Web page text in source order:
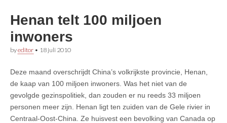
Henan telt 100 miljoen
inwoners
byeditor • 18 juli 2010
Deze maand overschrijdt China’s volkrijkste provincie, Henan,
de kaap van 100 miljoen inwoners. Was het niet van de
gevolgde gezinspolitiek, dan zouden er nu reeds 33 miljoen
personen meer zijn. Henan ligt ten zuiden van de Gele rivier in
Centraal-Oost-China. Ze huisvest een bevolking van Canada op